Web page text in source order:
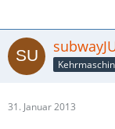
31. Januar 2013